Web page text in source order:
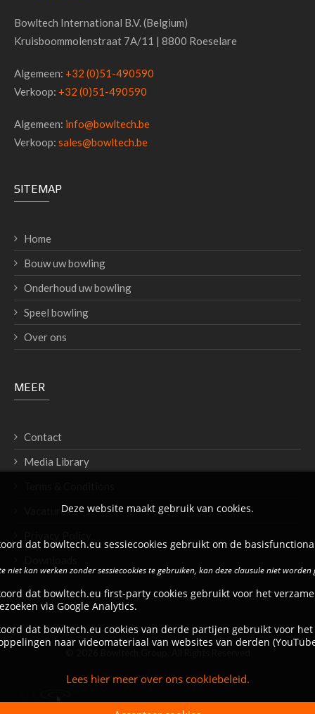
Bowltech International B.V. (Belgium)
Kruisboommolenstraat 7A/11 | 8800 Roeselare
Algemeen: +32 (0)51-490590
Verkoop: +32 (0)51-490590
Algemeen: info@bowltech.be
Verkoop: sales@bowltech.be
SITEMAP
Home
Bouw uw bowling
Onderhoud uw bowling
Speel bowling
Over ons
MEER
Contact
Media Library
VacaturesDeze website maakt gebruik van cookies.
dat bowltech.eu sessiecookies gebruikt om de
niet kan werken zonder sessiecookies te gebruiken, kan deze clausule niet worden
dat bowltech.eu first-party cookies gebruikt voor het
via Google Analytics.
dat bowltech.eu cookies van derde partijen gebruikt voor
naar videomateriaal van websites van derden
Lees hier meer over ons cookiebeleid.